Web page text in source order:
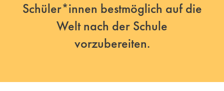
Schüler*innen bestmöglich auf die
Welt nach der Schule
vorzubereiten.